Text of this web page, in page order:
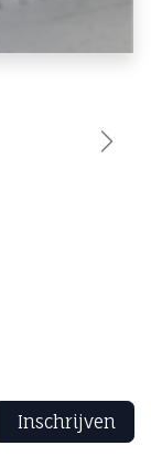
Inschrijven